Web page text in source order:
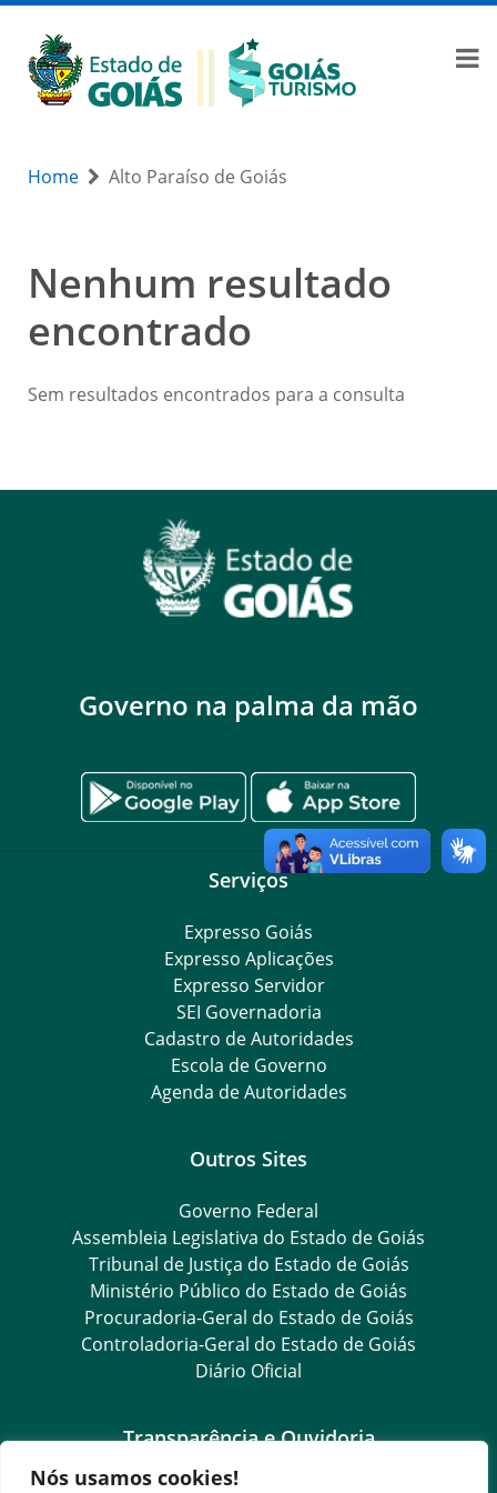
Nós usamos cookies!
Home Alto Paraíso de Goiás
Nenhum resultado
encontrado
Sem resultados encontrados para a consulta
Governo na palma da mão
Serviços
Expresso Goiás
Expresso Aplicações
Expresso Servidor
SEI Governadoria
Cadastro de Autoridades
Escola de Governo
Agenda de Autoridades
Outros Sites
Governo Federal
Assembleia Legislativa do Estado de Goiás
Tribunal de Justiça do Estado de Goiás
Ministério Público do Estado de Goiás
Procuradoria-Geral do Estado de Goiás
Controladoria-Geral do Estado de Goiás
Diário Oficial
Transparência e Ouvidoria